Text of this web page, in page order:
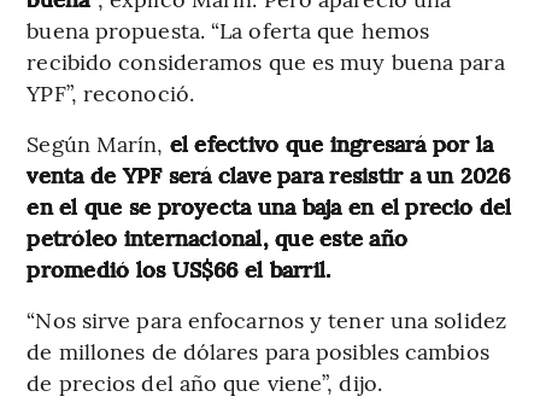
buena propuesta. “La oferta que hemos
recibido consideramos que es muy buena para
YPF”, reconoció.
Según Marín, el efectivo que ingresará por la
venta de YPF será clave para resistir a un 2026
en el que se proyecta una baja en el precio del
petróleo internacional, que este año
promedió los US$66 el barril.
“Nos sirve para enfocarnos y tener una solidez
de millones de dólares para posibles cambios
de precios del año que viene”, dijo.